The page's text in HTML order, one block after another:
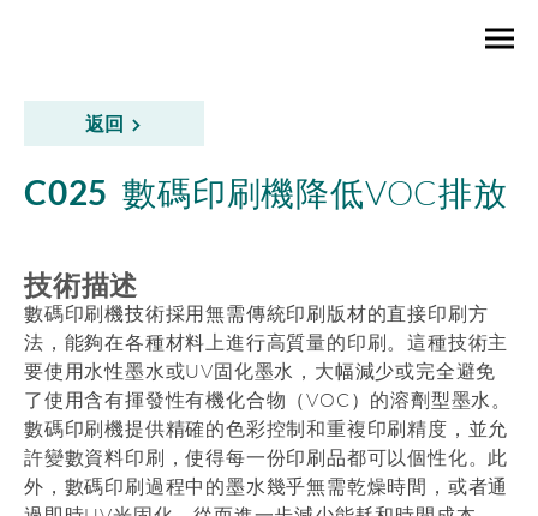
返回
C025 數碼印刷機降低VOC排放
技術描述
數碼印刷機技術採用無需傳統印刷版材的直接印刷方
法，能夠在各種材料上進行高質量的印刷。這種技術主
要使用水性墨水或UV固化墨水，大幅減少或完全避免
了使用含有揮發性有機化合物（VOC）的溶劑型墨水。
數碼印刷機提供精確的色彩控制和重複印刷精度，並允
許變數資料印刷，使得每一份印刷品都可以個性化。此
外，數碼印刷過程中的墨水幾乎無需乾燥時間，或者通